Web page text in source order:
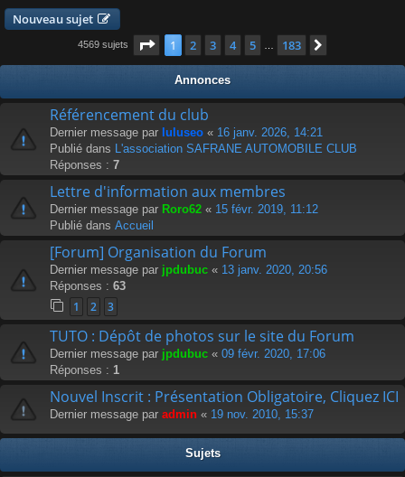
Nouveau sujet
4569 sujets Page 1sur183
1 2 3 4 5 183
Annonces
Référencement du club
Dernier message par luluseo « 16 janv. 2026, 14:21
Publié dans L'association SAFRANE AUTOMOBILE CLUB
Réponses : 7
Lettre d'information aux membres
Dernier message par Roro62 « 15 févr. 2019, 11:12
Publié dans Accueil
[Forum] Organisation du Forum
Dernier message par jpdubuc « 13 janv. 2020, 20:56
Réponses : 63
1 2 3
TUTO : Dépôt de photos sur le site du Forum
Dernier message par jpdubuc « 09 févr. 2020, 17:06
Réponses : 1
Nouvel Inscrit : Présentation Obligatoire, Cliquez ICI
Dernier message par admin « 19 nov. 2010, 15:37
Sujets